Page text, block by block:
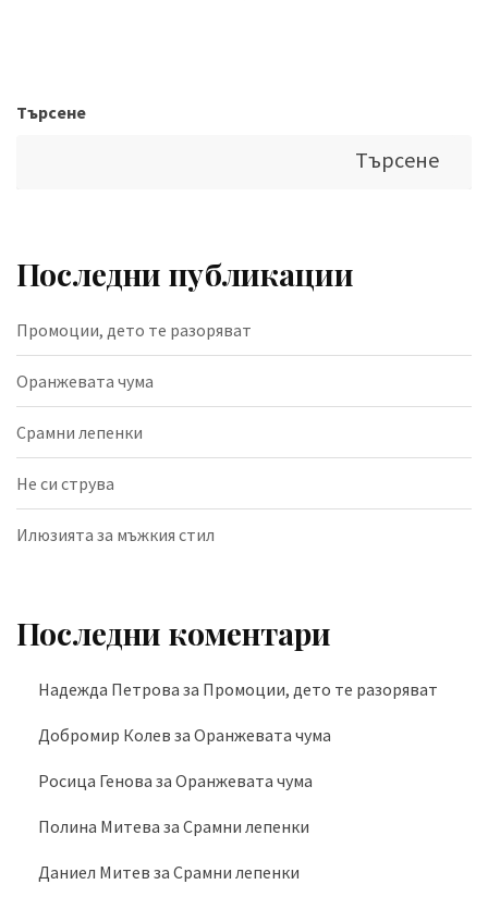
Търсене
Търсене
Последни публикации
Промоции, дето те разоряват
Оранжевата чума
Срамни лепенки
Не си струва
Илюзията за мъжкия стил
Последни коментари
Надежда Петрова за Промоции, дето те разоряват
Добромир Колев за Оранжевата чума
Росица Генова за Оранжевата чума
Полина Митева за Срамни лепенки
Даниел Митев за Срамни лепенки